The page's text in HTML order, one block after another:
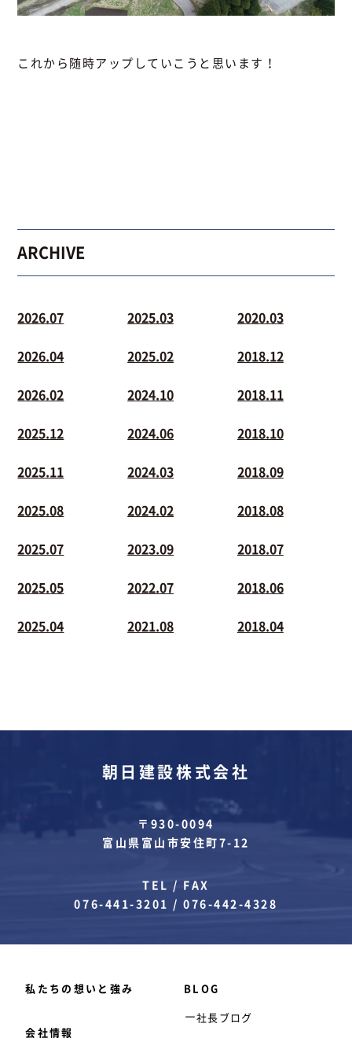
これから随時アップしていこうと思います！
ARCHIVE
2026.07
2026.04
2026.02
2025.12
2025.11
2025.08
2025.07
2025.05
2025.04
2025.03
2025.02
2024.10
2024.06
2024.03
2024.02
2023.09
2022.07
2021.08
2020.03
2018.12
2018.11
2018.10
2018.09
2018.08
2018.07
2018.06
2018.04
朝日建設株式会社
〒930-0094
富山県富山市安住町7-12
TEL / FAX
076-441-3201 /076-442-4328
私たちの想いと強み
会社情報
BLOG
社長ブログ